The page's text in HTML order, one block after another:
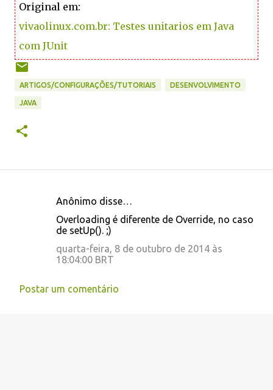
Original em:
vivaolinux.com.br: Testes unitarios em Java
com JUnit
ARTIGOS/CONFIGURAÇÕES/TUTORIAIS DESENVOLVIMENTO
JAVA
t
Anônimo disse…
Overloading é diferente de Override, no caso
de setUp(). ;)
quarta-feira, 8 de outubro de 2014 às
18:04:00 BRT
Postar um comentário